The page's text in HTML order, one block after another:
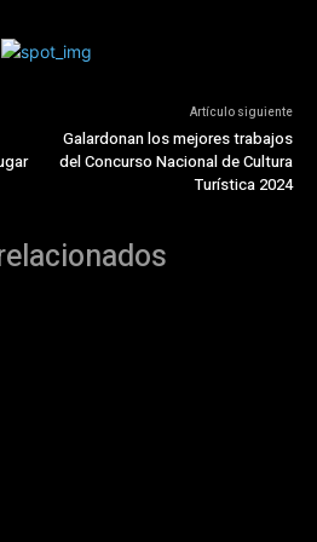
Artículo siguiente
Galardonan los mejores trabajos
del Concurso Nacional de Cultura
Turística 2024